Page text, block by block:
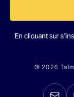
En cliquant sur
© 2026